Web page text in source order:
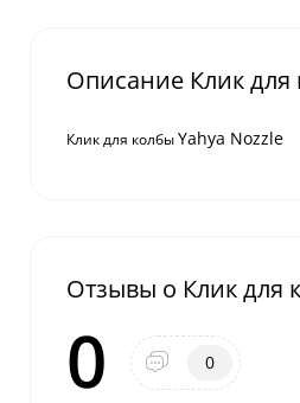
Описание Клик для
Клик для колбыYahya Nozzle
Отзывы о Клик для
0 0